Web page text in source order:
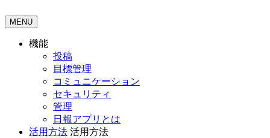
MENU
機能
投稿
目標管理
コミュニケーション
セキュリティ
管理
日報アプリとは
活用方法 活用方法